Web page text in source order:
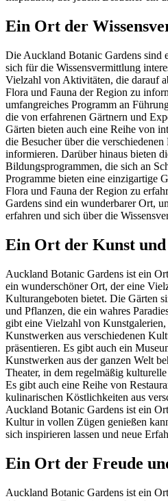
Ein Ort der
Die Auckland Botanic Gardens sind
sich für die Wissensvermittlung
Vielzahl von Aktivitäten, die darauf
Flora und Fauna der Region zu
umfangreiches Programm an
die von erfahrenen Gärtnern und
Gärten bieten auch eine Reihe von
die Besucher über die
informieren. Darüber hinaus bieten
Bildungsprogrammen, die sich an
Programme bieten eine einzigartige
Flora und Fauna der Region zu
Gardens sind ein wunderbarer Ort,
erfahren und sich über die
Ein Ort der Kunst
Auckland Botanic Gardens ist ein
ein wunderschöner Ort, der eine
Kulturangeboten bietet. Die Gärten
und Pflanzen, die ein wahres
gibt eine Vielzahl von Kunstgalerien,
Kunstwerken aus verschiedenen
präsentieren. Es gibt auch ein
Kunstwerken aus der ganzen Welt
Theater, in dem regelmäßig
Es gibt auch eine Reihe von
kulinarischen Köstlichkeiten aus
Auckland Botanic Gardens ist ein
Kultur in vollen Zügen genießen
sich inspirieren lassen und neue
Ein Ort der Freude
Auckland Botanic Gardens ist ein